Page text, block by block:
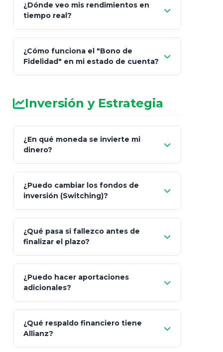
"Link
de Cobro Seguro"
¿Dónde veo mis rendimientos en
tiempo real?
¿Cómo funciona el "Bono de
Fidelidad" en mi estado de cuenta?
Inversión y Estrategia
¿En qué moneda se invierte mi
dinero?
inflación), Dólares o Euros
¿Puedo cambiar los fondos de
inversión (Switching)?
"Switching" (cambio de fondos)
¿Qué pasa si fallezco antes de
finalizar el plazo?
100% a tus
beneficiarios designados
¿Puedo hacer aportaciones
adicionales?
¿Qué respaldo financiero tiene
Allianz?